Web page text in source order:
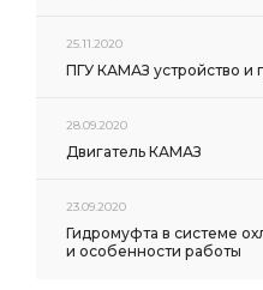
25.11.2020
ПГУ КАМАЗ устройство и
28.09.2020
Двигатель КАМАЗ
23.09.2020
Гидромуфта в системе
и особенности работы